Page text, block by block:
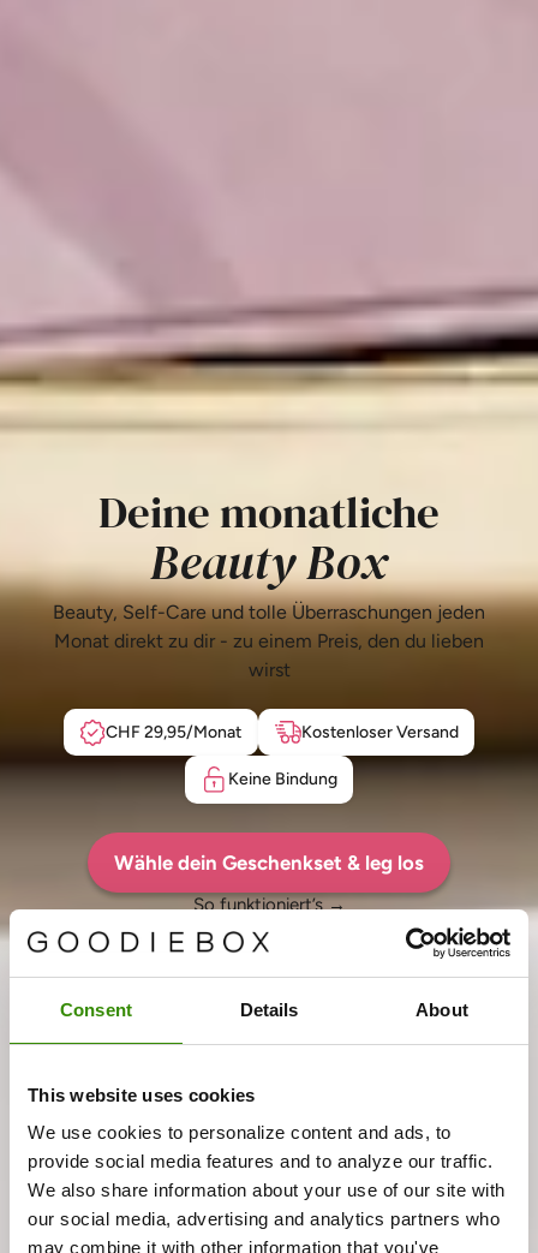
Consent Details About
This website uses cookies
We use cookies to personalize content and ads, to
provide social media features and to analyze our traffic.
We also share information about your use of our site with
our social media, advertising and analytics partners who
may combine it with other information that you've
Deine monatliche
Beauty Box
Beauty, Self-Care und tolle Überraschungen jeden
Monat direkt zu dir - zu einem Preis, den du lieben
wirst
CHF 29,95/Monat Kostenloser Versand
Keine Bindung
Wähle dein Geschenkset & leg los
So funktioniert’s →